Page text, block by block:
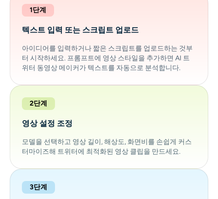
1단계
텍스트 입력 또는 스크립트 업로드
아이디어를 입력하거나 짧은 스크립트를 업로드하는 것부
터 시작하세요. 프롬프트에 영상 스타일을 추가하면 AI 트
위터 동영상 메이커가 텍스트를 자동으로 분석합니다.
2단계
영상 설정 조정
모델을 선택하고 영상 길이, 해상도, 화면비를 손쉽게 커스
터마이즈해 트위터에 최적화된 영상 클립을 만드세요.
3단계